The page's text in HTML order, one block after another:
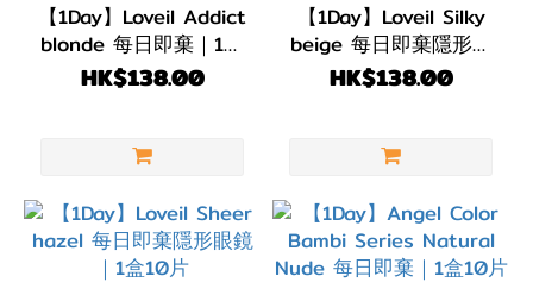
【1Day】Loveil Addict
blonde 每日即棄｜1盒
10片
HK$138.00
【1Day】Loveil Silky
beige 每日即棄隱形眼
鏡 ｜1盒10片
HK$138.00